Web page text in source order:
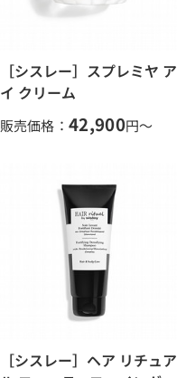
［シスレー］スプレミヤ ア
イ クリーム
販売価格： 42,900円～
［シスレー］ヘア リチュア